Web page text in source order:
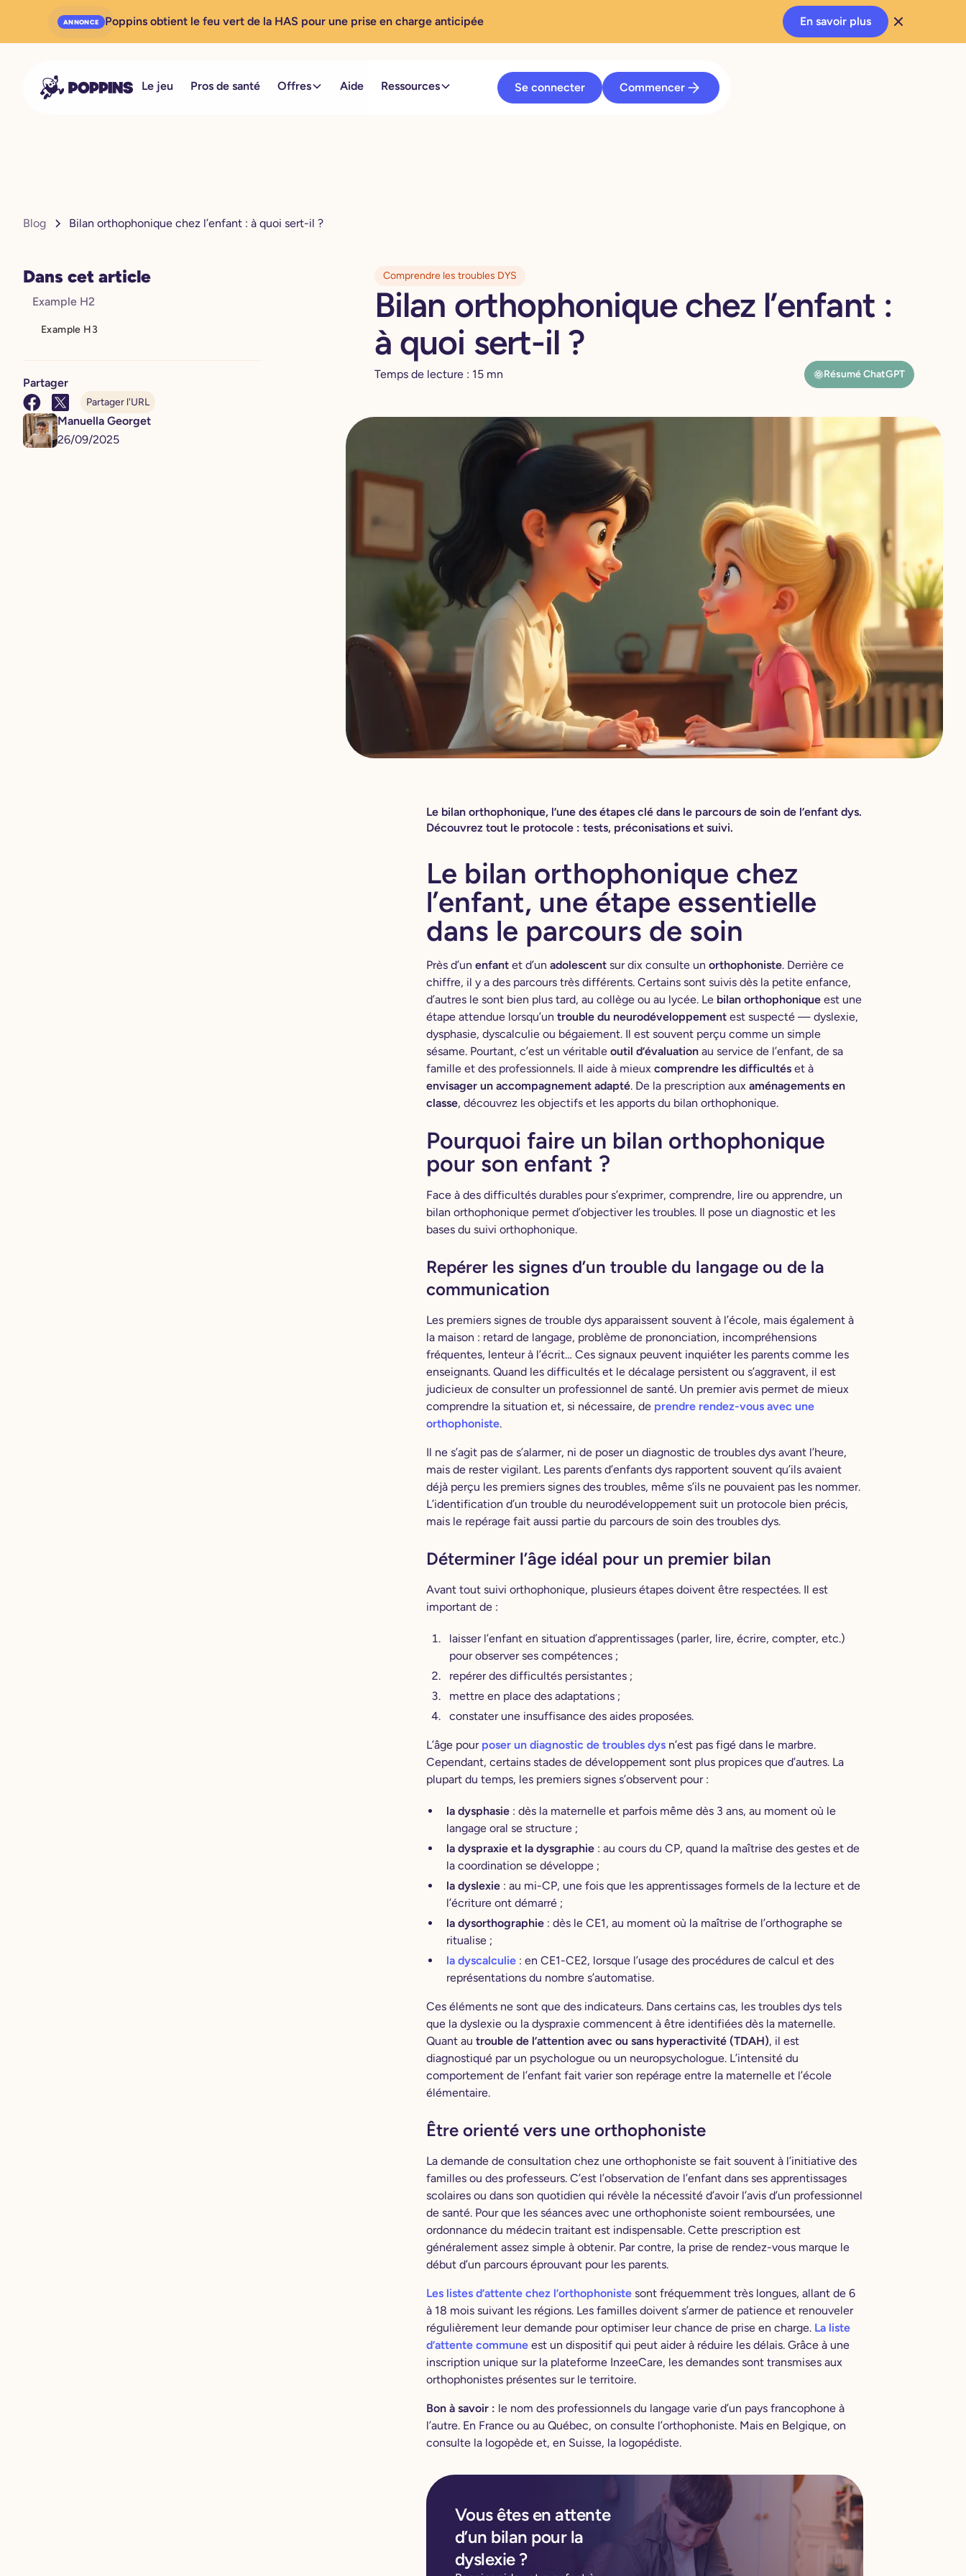
Le jeu Pros de santé Offres Aide Ressources Se connecter Commencer
Blog Bilan orthophonique chez l’enfant : à quoi sert-il ?
Dans cet article
Example H2
Example H3
Partager
Partager l'URL
Manuella Georget
26/09/2025
Comprendre les troubles DYS
Bilan orthophonique chez l’enfant :
à quoi sert-il ?
Temps de lecture : 15 mn Résumé ChatGPT
Le bilan orthophonique, l’une des étapes clé dans le parcours de soin de l’enfant dys.
Découvrez tout le protocole : tests, préconisations et suivi.
Le bilan orthophonique chez
l’enfant, une étape essentielle
dans le parcours de soin
Près d’un enfantet d’un adolescentsur dix consulte un orthophoniste. Derrière ce
chiffre, il y a des parcours très différents. Certains sont suivis dès la petite enfance,
d’autres le sont bien plus tard, au collège ou au lycée. Lebilan orthophoniqueest une
étape attendue lorsqu’un trouble du neurodéveloppementest suspecté — dyslexie,
dysphasie, dyscalculie ou bégaiement. Il est souvent perçu comme un simple
sésame. Pourtant, c’est un véritable outil d’évaluationau service de l’enfant, de sa
famille et des professionnels. Il aide à mieux comprendre les difficultéset à
envisager un accompagnement adapté. De la prescription aux aménagements en
classe, découvrez les objectifs et les apports du bilan orthophonique.
Pourquoi faire un bilan orthophonique
pour son enfant ?
Face à des difficultés durables pour s’exprimer, comprendre, lire ou apprendre, un
bilan orthophonique permet d’objectiver les troubles. Il pose un diagnostic et les
bases du suivi orthophonique.
Repérer les signes d’un trouble du langage ou de la
communication
Les premiers signes de trouble dys apparaissent souvent à l’école, mais également à
la maison : retard de langage, problème de prononciation, incompréhensions
fréquentes, lenteur à l’écrit… Ces signaux peuvent inquiéter les parents comme les
enseignants. Quand les difficultés et le décalage persistent ou s’aggravent, il est
judicieux de consulter un professionnel de santé. Un premier avis permet de mieux
comprendre la situation et, si nécessaire, de prendre rendez-vous avec une
orthophoniste.
Il ne s’agit pas de s’alarmer, ni de poser un diagnostic de troubles dys avant l’heure,
mais de rester vigilant. Les parents d’enfants dys rapportent souvent qu’ils avaient
déjà perçu les premiers signes des troubles, même s’ils ne pouvaient pas les nommer.
L’identification d’un trouble du neurodéveloppement suit un protocole bien précis,
mais le repérage fait aussi partie du parcours de soin des troubles dys.
Déterminer l’âge idéal pour un premier bilan
Avant tout suivi orthophonique, plusieurs étapes doivent être respectées. Il est
important de :
laisser l’enfant en situation d’apprentissages (parler, lire, écrire, compter, etc.)
pour observer ses compétences ;
repérer des difficultés persistantes ;
mettre en place des adaptations ;
constater une insuffisance des aides proposées.
L’âge pour poser un diagnostic de troubles dysn’est pas figé dans le marbre.
Cependant, certains stades de développement sont plus propices que d’autres. La
plupart du temps, les premiers signes s’observent pour :
la dysphasie: dès la maternelle et parfois même dès 3 ans, au moment où le
langage oral se structure ;
la dyspraxie et la dysgraphie: au cours du CP, quand la maîtrise des gestes et de
la coordination se développe ;
la dyslexie : au mi-CP, une fois que les apprentissages formels de la lecture et de
l’écriture ont démarré ;
la dysorthographie: dès le CE1, au moment où la maîtrise de l’orthographe se
ritualise ;
la dyscalculie: en CE1-CE2, lorsque l’usage des procédures de calcul et des
représentations du nombre s’automatise.
Ces éléments ne sont que des indicateurs. Dans certains cas, les troubles dys tels
que la dyslexie ou la dyspraxie commencent à être identifiées dès la maternelle.
Quant au trouble de l’attention avec ou sans hyperactivité (TDAH), il est
diagnostiqué par un psychologue ou un neuropsychologue. L’intensité du
comportement de l’enfant fait varier son repérage entre la maternelle et l’école
élémentaire.
Être orienté vers une orthophoniste
La demande de consultation chez une orthophoniste se fait souvent à l’initiative des
familles ou des professeurs. C’est l’observation de l’enfant dans ses apprentissages
scolaires ou dans son quotidien qui révèle la nécessité d’avoir l’avis d’un professionnel
de santé. Pour que les séances avec une orthophoniste soient remboursées, une
ordonnance du médecin traitant est indispensable. Cette prescription est
généralement assez simple à obtenir. Par contre, la prise de rendez-vous marque le
début d’un parcours éprouvant pour les parents.
Les listes d’attente chez l’orthophonistesont fréquemment très longues, allant de 6
à 18 mois suivant les régions. Les familles doivent s’armer de patience et renouveler
régulièrement leur demande pour optimiser leur chance de prise en charge. La liste
d’attente communeest un dispositif qui peut aider à réduire les délais. Grâce à une
inscription unique sur la plateforme InzeeCare, les demandes sont transmises aux
orthophonistes présentes sur le territoire.
Bon à savoir : le nom des professionnels du langage varie d’un pays francophone à
l’autre. En France ou au Québec, on consulte l’orthophoniste. Mais en Belgique, on
consulte la logopède et, en Suisse, la logopédiste.
Vous êtes en attente
d’un bilan pour la
dyslexie ?
ANNONCE Poppins obtient le feu vert de la HAS pour une prise en charge anticipée En savoir plus